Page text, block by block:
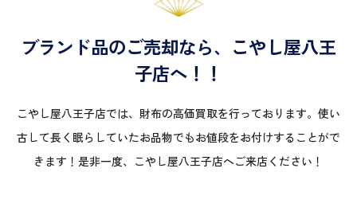
ブランド品のご売却なら、こやし屋八王
子店へ！！
こやし屋八王子店では、財布の高価買取を行っております。使い
古して長く眠らしていたお品物でもお値段をお付けすることがで
きます！是非一度、こやし屋八王子店へご来店ください！